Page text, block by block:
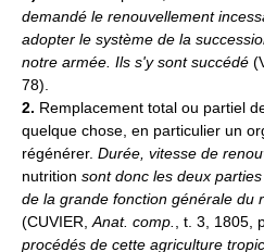
demandé le renouvellement
adopter le système de la
notre armée. Ils s'y sont succédé
78).
2. Remplacement total ou partiel
quelque chose, en particulier un
régénérer. Durée, vitesse de
nutrition sont donc les deux
de la grande fonction générale du
(CUVIER,Anat. comp., t. 3, 1805,
procédés de cette agriculture